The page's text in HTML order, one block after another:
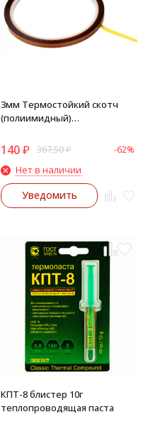
3мм Термостойкий скотч
(полиимидный)
140₽ 367,50₽ -62%
Нет в наличии
Уведомить
КПТ-8 блистер 10г
теплопроводящая паста